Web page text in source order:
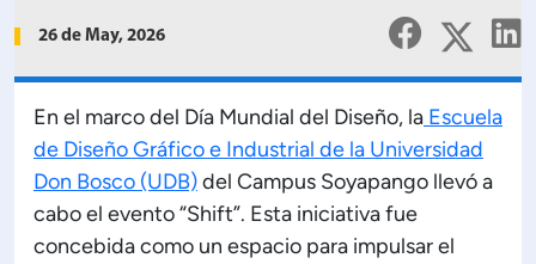
Capacitación Institucional
Estructura organizativa
Rector
Publicaciones
26 de May, 2026
En el marco del Día Mundial del Diseño, la Escuela
de Diseño Gráfico e Industrial de la Universidad
Don Bosco (UDB)del Campus Soyapango llevó a
cabo el evento “Shift”. Esta iniciativa fue
concebida como un espacio para impulsar el